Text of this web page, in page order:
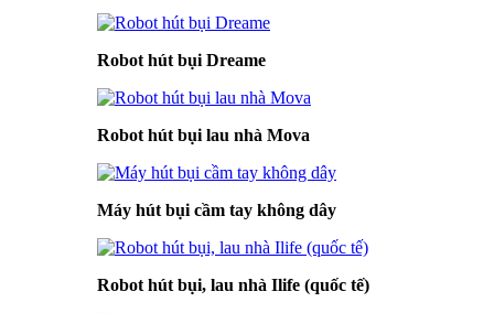
Robot hút bụi Dreame
Robot hút bụi lau nhà Mova
Máy hút bụi cầm tay không dây
Robot hút bụi, lau nhà Ilife (quốc tế)